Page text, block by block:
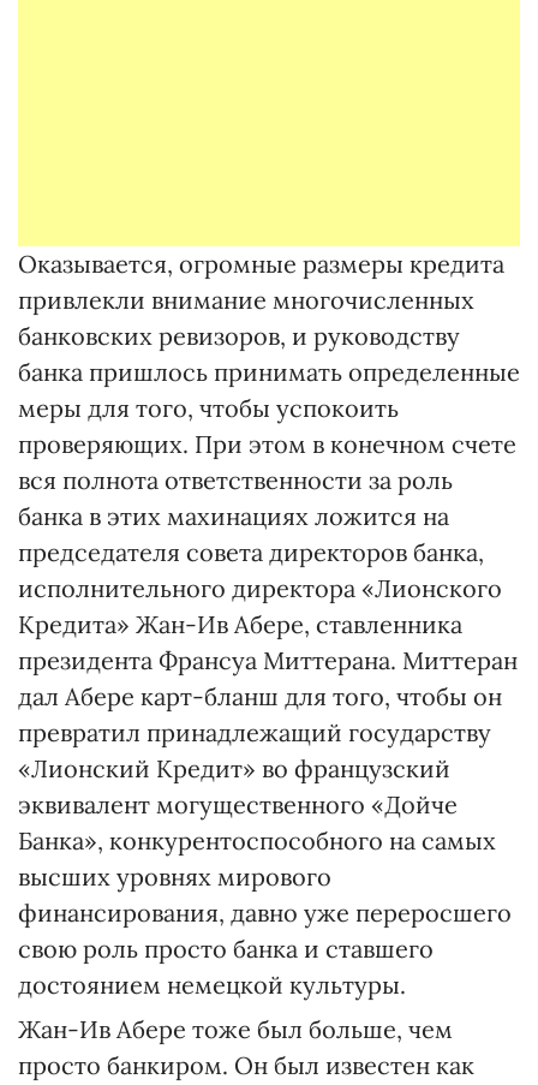
Оказывается, огромные размеры кредита
привлекли внимание многочисленных
банковских ревизоров, и руководству
банка пришлось принимать определенные
меры для того, чтобы успокоить
проверяющих. При этом в конечном счете
вся полнота ответственности за роль
банка в этих махинациях ложится на
председателя совета директоров банка,
исполнительного директора «Лионского
Кредита» Жан-Ив Абере, ставленника
президента Франсуа Миттерана. Миттеран
дал Абере карт-бланш для того, чтобы он
превратил принадлежащий государству
«Лионский Кредит» во французский
эквивалент могущественного «Дойче
Банка», конкурентоспособного на самых
высших уровнях мирового
финансирования, давно уже переросшего
свою роль просто банка и ставшего
достоянием немецкой культуры.
Жан-Ив Абере тоже был больше, чем
просто банкиром. Он был известен как